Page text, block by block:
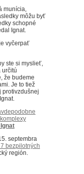
munícia,
môžu byť
schopné
Ignat.
vyčerpať
ste si myslieť,
určitú
že budeme
Je to tiež
protivzdušnej
Ignat
septembra
bezpilotných
región.